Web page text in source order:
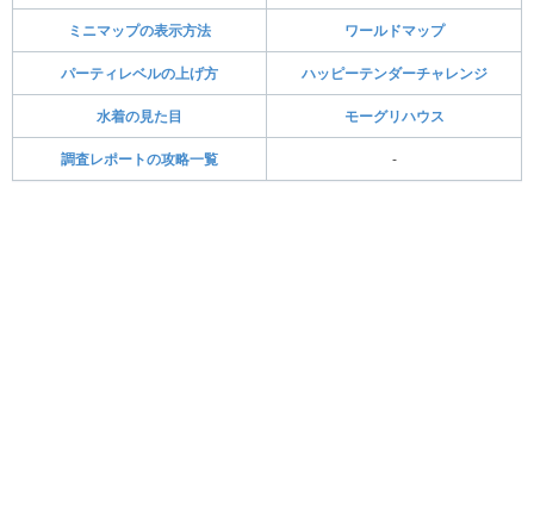
ミニマップの表示方法 ワールドマップ
パーティレベルの上げ方 ハッピーテンダーチャレンジ
水着の見た目 モーグリハウス
調査レポートの攻略一覧 -